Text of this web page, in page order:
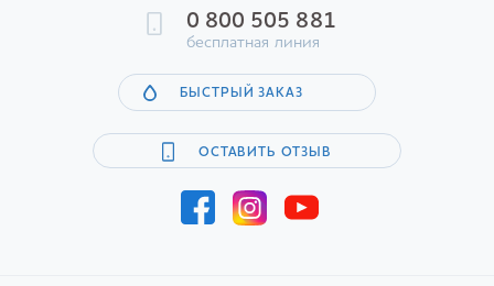
0 800 505 881
бесплатная линия
БЫСТРЫЙ ЗАКАЗ
ОСТАВИТЬ ОТЗЫВ